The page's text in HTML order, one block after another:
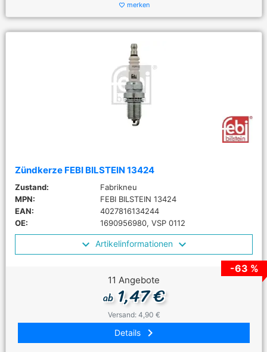
favorite_border merken
Zündkerze FEBI BILSTEIN 13424
Zustand:
Fabrikneu
MPN:
FEBI BILSTEIN 13424
EAN:
4027816134244
OE:
1690956980, VSP 0112
Artikelinformationen
-63 %
11 Angebote
ab1,47 €
Versand: 4,90 €
Details keyboard_arrow_right